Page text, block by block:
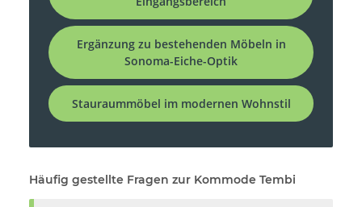
Ergänzung zu bestehenden Möbeln in
Sonoma-Eiche-Optik
Stauraummöbel im modernen Wohnstil
Häufig gestellte Fragen zur Kommode Tembi